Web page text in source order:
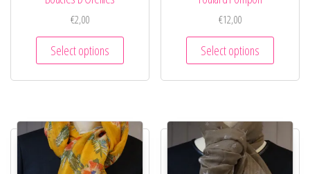
€2,00
Select options
€12,00
Select options